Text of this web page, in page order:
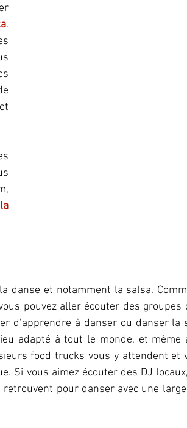
.
danse et notamment la salsa.
pouvez aller écouter des groupes
d’apprendre à danser ou danser la
adapté à tout le monde, et même
food trucks vous y attendent et
Si vous aimez écouter des DJ
retrouvent pour danser avec une